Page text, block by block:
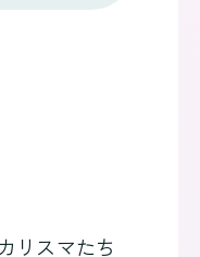
リスマたち